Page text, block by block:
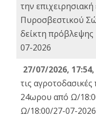
την
Πυροσβεστικού
δείκτη πρόβλεψης
07-2026
27/07/2026,
τις
24ωρου από Ω/
Ω/18:00/27-07-2026